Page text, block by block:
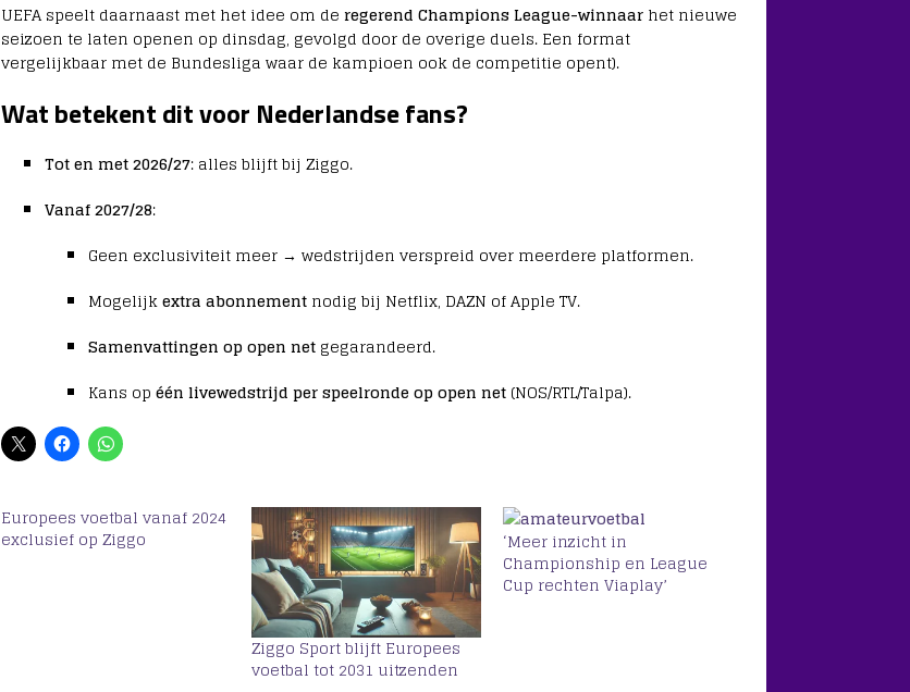
UEFA speelt daarnaast met het idee om de regerend Champions League-winnaarhet nieuwe
seizoen te laten openen op dinsdag, gevolgd door de overige duels. Een format
vergelijkbaar met de Bundesliga waar de kampioen ook de competitie opent).
Wat betekent dit voor Nederlandse fans?
Tot en met 2026/27: alles blijft bij Ziggo.
Vanaf 2027/28:
Geen exclusiviteit meer → wedstrijden verspreid over meerdere platformen.
Mogelijkextra abonnementnodig bij Netflix, DAZN of Apple TV.
Samenvattingen op open netgegarandeerd.
Kans op één livewedstrijd per speelronde op open net(NOS/RTL/Talpa).
Europees voetbal vanaf 2024
exclusief op Ziggo
Ziggo Sport blijft Europees
voetbal tot 2031 uitzenden
‘Meer inzicht in
Championship en League
Cup rechten Viaplay’